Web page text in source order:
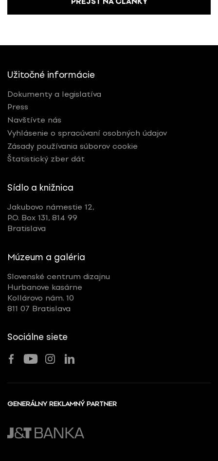
Užitočné informácie
Dokumenty a legislatíva
Press
Navštívte nás
Vyhlásenie o spracúvaní osobných údajov
Zásady používania súborov cookie
Štatistický zber dát
Sídlo a knižnica
Jakubovo námestie 12,
P.O. Box 131, 814 99
Bratislava
Múzeum a galéria
Slovenské centrum dizajnu
Hurbanove kasárne
Kollárovo nám. 10
811 07 Bratislava
Sociálne siete
GENERÁLNY REKLAMNÝ PARTNER